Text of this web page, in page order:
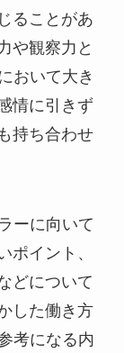
ることがあ
や観察力と
おいて大き
情に引きず
持ち合わせ
ーに向いて
ポイント、
どについて
した働き方
考になる内